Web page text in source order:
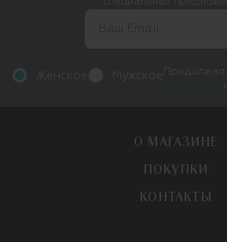
О МАГАЗИНЕ
ПОКУПКИ
КОНТАКТЫ